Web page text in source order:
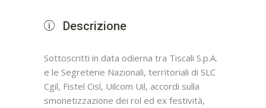
Descrizione
Sottoscritti in data odierna tra Tiscali S.p.A.
e le Segreterie Nazionali, territoriali di SLC
Cgil, Fistel Cisl, Uilcom Uil, accordi sulla
smonetizzazione dei rol ed ex festività,